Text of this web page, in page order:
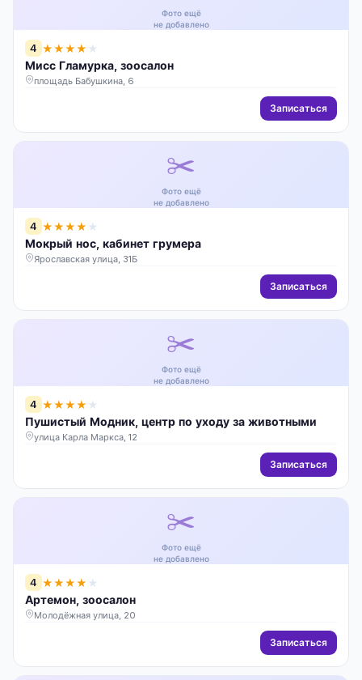
Фото ещё
не добавлено
4 ★★★★ ★
Мисс Гламурка, зоосалон
площадь Бабушкина, 6
Записаться
✂️
Фото ещё
не добавлено
4 ★★★★ ★
Мокрый нос, кабинет грумера
Ярославская улица, 31Б
Записаться
✂️
Фото ещё
не добавлено
4 ★★★★ ★
Пушистый Модник, центр по уходу за животными
улица Карла Маркса, 12
Записаться
✂️
Фото ещё
не добавлено
4 ★★★★ ★
Артемон, зоосалон
Молодёжная улица, 20
Записаться